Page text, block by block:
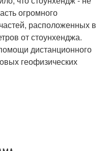
огромного
расположенных в
от стоунхенджа.
дистанционного
геофизических